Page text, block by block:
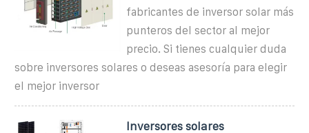
fabricantes de inversor solar más
punteros del sector al mejor
precio. Si tienes cualquier duda
sobre inversores solares o deseas asesoría para elegir
el mejor inversor
Inversores solares